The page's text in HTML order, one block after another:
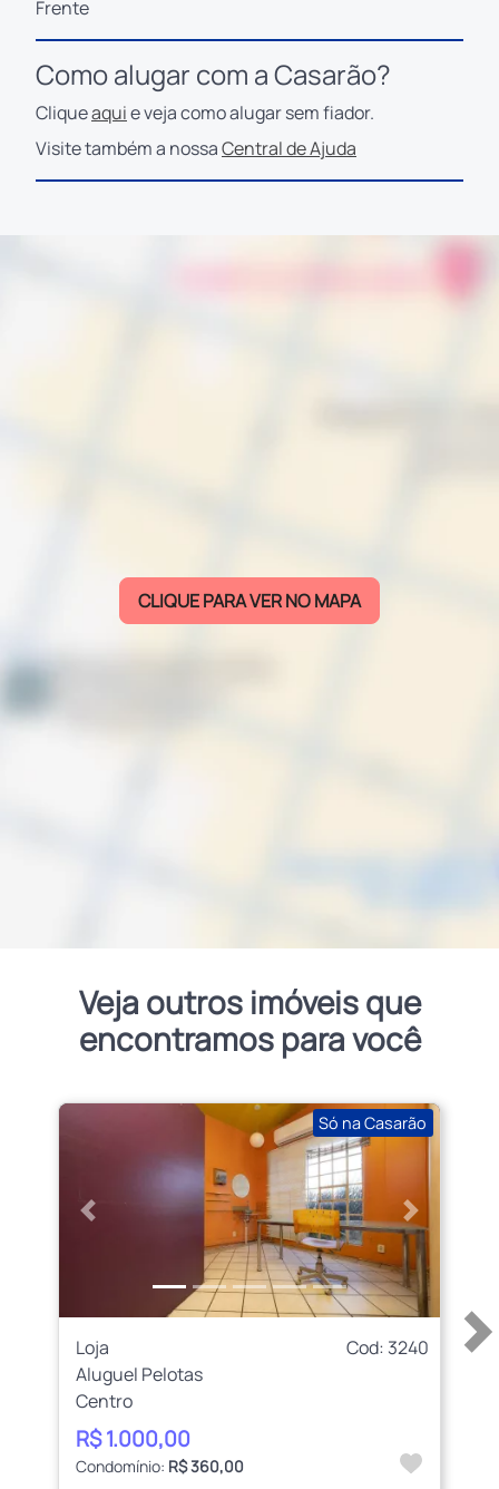
Frente
Como alugar com a Casarão?
Cliqueaquie veja como alugar sem fiador.
Visite também a nossaCentral de Ajuda
CLIQUE PARA VER NO MAPA
Veja outros imóveis que
encontramos para você
Só na Casarão
Anterior Próximo
Loja
Cod: 3240
Aluguel Pelotas
Centro
R$ 1.000,00
Condomínio: R$ 360,00